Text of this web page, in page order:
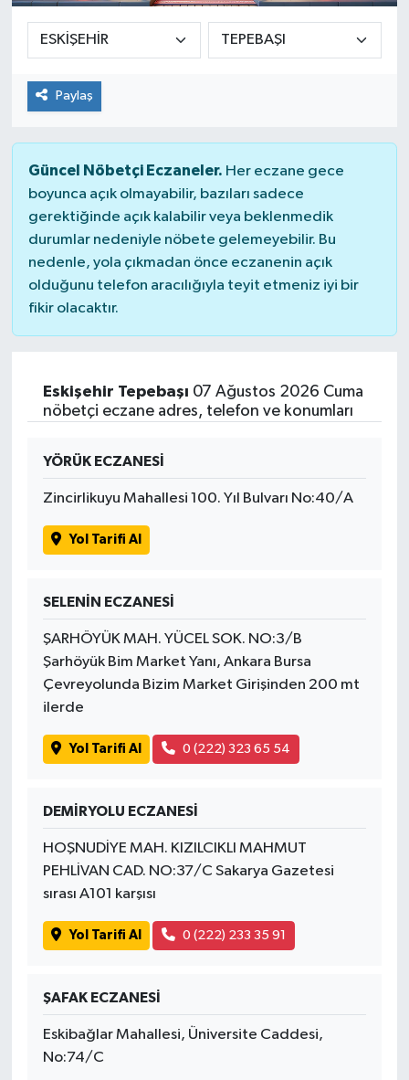
Paylaş
Güncel Nöbetçi Eczaneler. Her eczane gece
boyunca açık olmayabilir, bazıları sadece
gerektiğinde açık kalabilir veya beklenmedik
durumlar nedeniyle nöbete gelemeyebilir. Bu
nedenle, yola çıkmadan önce eczanenin açık
olduğunu telefon aracılığıyla teyit etmeniz iyi bir
fikir olacaktır.
Eskişehir Tepebaşı 07 Ağustos 2026 Cuma
nöbetçi eczane adres, telefon ve konumları
YÖRÜK ECZANESİ
Zincirlikuyu Mahallesi 100. Yıl Bulvarı No:40/A
Yol Tarifi Al
SELENİN ECZANESİ
ŞARHÖYÜK MAH. YÜCEL SOK. NO:3/B
Şarhöyük Bim Market Yanı, Ankara Bursa
Çevreyolunda Bizim Market Girişinden 200 mt
ilerde
Yol Tarifi Al 0 (222) 323 65 54
DEMİRYOLU ECZANESİ
HOŞNUDİYE MAH. KIZILCIKLI MAHMUT
PEHLİVAN CAD. NO:37/C Sakarya Gazetesi
sırası A101 karşısı
Yol Tarifi Al 0 (222) 233 35 91
ŞAFAK ECZANESİ
Eskibağlar Mahallesi, Üniversite Caddesi,
No:74/C